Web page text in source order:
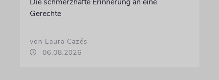
Gerechte
von Laura Cazés
06.08.2026